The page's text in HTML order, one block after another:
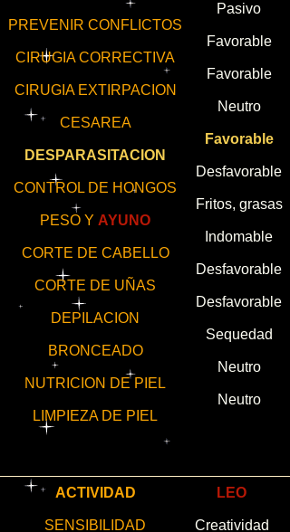
Pasivo
Favorable
Favorable
Neutro
Favorable
Desfavorable
Fritos, grasas
Indomable
Desfavorable
Desfavorable
Sequedad
Neutro
Neutro
LEO
Creatividad
PREVENIR CONFLICTOS
CIRUGIA CORRECTIVA
CIRUGIA EXTIRPACION
CESAREA
DESPARASITACION
CONTROL DE HONGOS
PESO Y AYUNO
CORTE DE CABELLO
CORTE DE UÑAS
DEPILACION
BRONCEADO
NUTRICION DE PIEL
LIMPIEZA DE PIEL
ACTIVIDAD
SENSIBILIDAD